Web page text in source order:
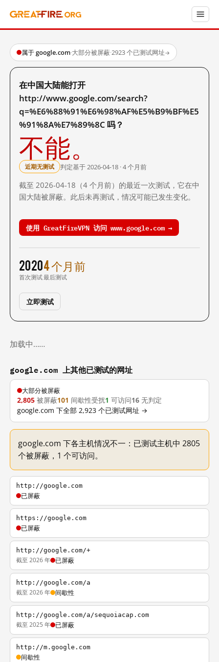
属于 google.com·大部分被屏蔽·2923 个已测试网址→
在中国大陆能打开
http://www.google.com/search?
q=%E6%88%91%E6%98%AF%E5%B9%BF%E5
%91%8A%E7%89%8C 吗？
不能。
近期无测试 判定基于 2026-04-18 · 4 个月前
截至 2026-04-18（4 个月前）的最近一次测试，它在中
国大陆被屏蔽。此后未再测试，情况可能已发生变化。
使用 GreatFireVPN 访问 www.google.com →
2020
首次测试
4 个月前
最后测试
立即测试
加载中……
google.com 上其他已测试的网址
大部分被屏蔽
2,805 被屏蔽101 间歇性受扰1 可访问16 无判定
google.com 下全部 2,923 个已测试网址 →
google.com 下各主机情况不一：已测试主机中 2805
个被屏蔽，1 个可访问。
http://google.com
已屏蔽
https://google.com
已屏蔽
http://google.com/+
截至 2026 年 已屏蔽
http://google.com/a
截至 2026 年 间歇性
http://google.com/a/sequoiacap.com
截至 2025 年 已屏蔽
http://m.google.com
间歇性